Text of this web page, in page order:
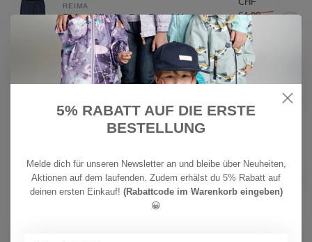
REIMA
Reima Kinder BugProof Hose
Punkiton Navy
Nicht auf Lager
64,90
CHF
49,90
REIMA
Surina Stone Green
Auf Lager
CHF
CHF
REIMA
Reima Kinder BugProof 2in1 Hose
Surina Earthy Beig
Auf Lager
79,90
CHF
59,90
5% RABATT AUF DIE ERSTE
BESTELLUNG
Melde dich für unseren Newsletter an und bleibe über Neuheiten,
Aktionen auf dem laufenden. Zudem erhälst du 5% Rabatt auf
deinen ersten Einkauf! (Rabattcode im Warenkorb eingeben)
😀